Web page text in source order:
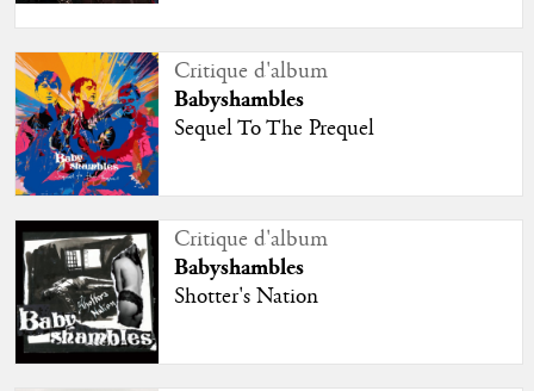
Critique d'album
Babyshambles
Sequel To The Prequel
Critique d'album
Babyshambles
Shotter's Nation